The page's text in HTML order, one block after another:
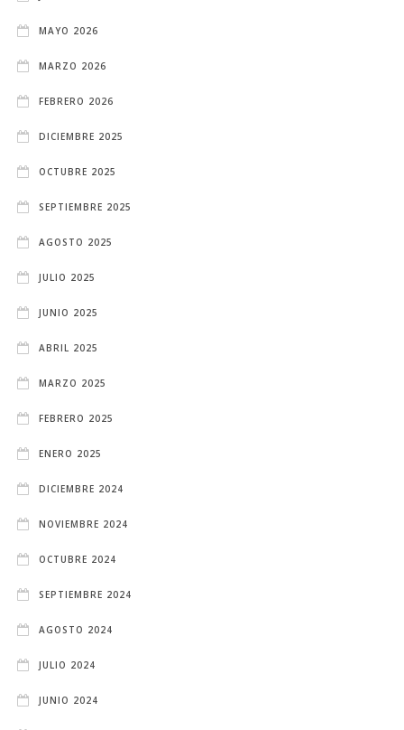
MAYO 2026
MARZO 2026
FEBRERO 2026
DICIEMBRE 2025
OCTUBRE 2025
SEPTIEMBRE 2025
AGOSTO 2025
JULIO 2025
JUNIO 2025
ABRIL 2025
MARZO 2025
FEBRERO 2025
ENERO 2025
DICIEMBRE 2024
NOVIEMBRE 2024
OCTUBRE 2024
SEPTIEMBRE 2024
AGOSTO 2024
JULIO 2024
JUNIO 2024